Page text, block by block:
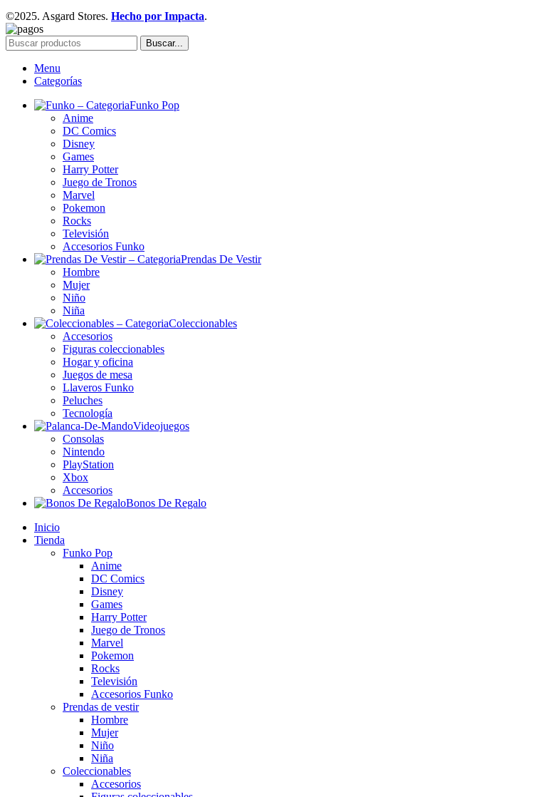
©2025. Asgard Stores. Hecho por Impacta.
Buscar...
Menu
Categorías
Funko Pop
Anime
DC Comics
Disney
Games
Harry Potter
Juego de Tronos
Marvel
Pokemon
Rocks
Televisión
Accesorios Funko
Prendas De Vestir
Hombre
Mujer
Niño
Niña
Coleccionables
Accesorios
Figuras coleccionables
Hogar y oficina
Juegos de mesa
Llaveros Funko
Peluches
Tecnología
Videojuegos
Consolas
Nintendo
PlayStation
Xbox
Accesorios
Bonos De Regalo
Inicio
Tienda
Funko Pop
Anime
DC Comics
Disney
Games
Harry Potter
Juego de Tronos
Marvel
Pokemon
Rocks
Televisión
Accesorios Funko
Prendas de vestir
Hombre
Mujer
Niño
Niña
Coleccionables
Accesorios